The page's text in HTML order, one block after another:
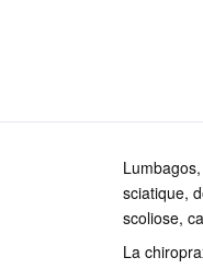
sciatique,
scoliose,
La